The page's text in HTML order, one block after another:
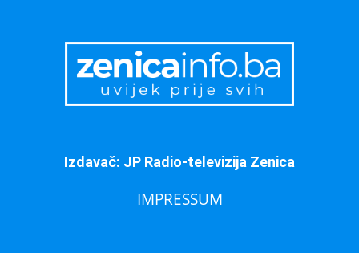
Izdavač: JP Radio-televizija Zenica
IMPRESSUM